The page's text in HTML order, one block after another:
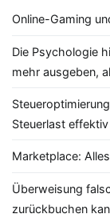
Online-Gaming
Die Psychologie
mehr ausgeben,
Steuerlast effektiv
Marketplace:
Überweisung
zurückbuchen